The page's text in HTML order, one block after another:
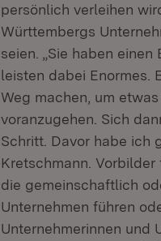
persönlich verleihen
Württembergs
seien. „Sie haben
leisten dabei Enormes.
Weg machen, um
voranzugehen. Sich
Schritt. Davor habe ich
Kretschmann.
die gemeinschaftlich
Unter­nehmen führen
Unternehmerinnen und